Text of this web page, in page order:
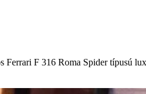
F 316 Roma Spider típusú